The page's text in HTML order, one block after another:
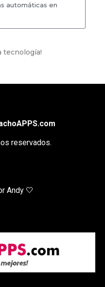
automáticas en
tecnología!
reservados.
Andy 🤍